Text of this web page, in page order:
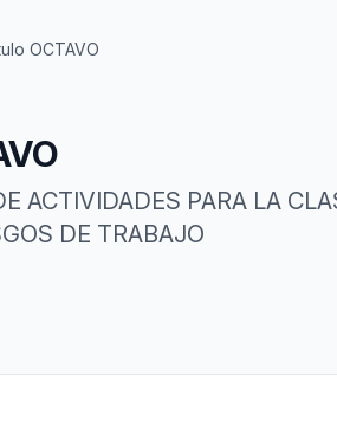
OCTAVO
ACTIVIDADES PARA LA
DE TRABAJO